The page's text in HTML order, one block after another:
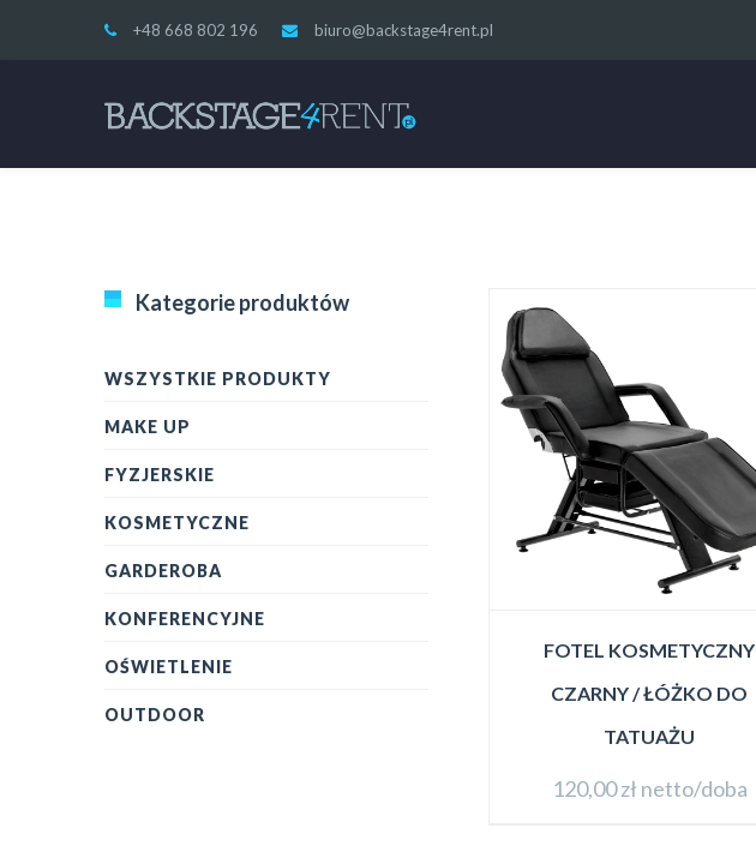
+48 668 802 196 biuro@backstage4rent.pl
FOTEL KOSMETYCZNY
CZARNY / ŁÓŻKO DO
TATUAŻU
120,00zł netto/doba
Kategorie produktów
WSZYSTKIE PRODUKTY
MAKE UP
FYZJERSKIE
KOSMETYCZNE
GARDEROBA
KONFERENCYJNE
OŚWIETLENIE
OUTDOOR